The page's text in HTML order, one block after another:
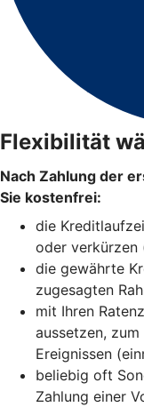
Flexibilität
Nach Zahlung der
Sie kostenfrei:
die
oder verkürzen
die gewährte
zugesagten
mit Ihren
aussetzen,
Ereignissen
beliebig oft
Zahlung einer